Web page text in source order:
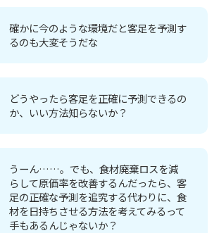
確かに今のような環境だと客足を予測す
るのも大変そうだな
どうやったら客足を正確に予測できるの
か、いい方法知らないか？
うーん……。でも、食材廃棄ロスを減
らして原価率を改善するんだったら、客
足の正確な予測を追究する代わりに、食
材を日持ちさせる方法を考えてみるって
手もあるんじゃないか？